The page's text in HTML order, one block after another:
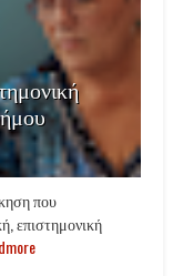
που
επιστημονική